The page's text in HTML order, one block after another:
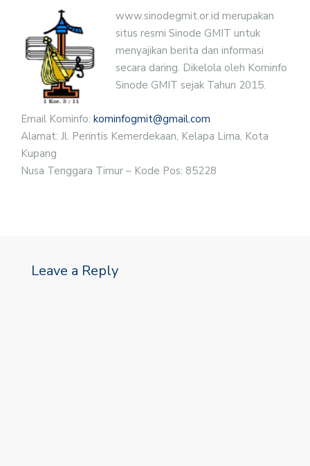
www.sinodegmit.or.id merupakan
situs resmi Sinode GMIT untuk
menyajikan berita dan informasi
secara daring. Dikelola oleh Kominfo
Sinode GMIT sejak Tahun 2015.
Email Kominfo: kominfogmit@gmail.com
Alamat: Jl. Perintis Kemerdekaan, Kelapa Lima, Kota
Kupang
Nusa Tenggara Timur – Kode Pos: 85228
Leave a Reply